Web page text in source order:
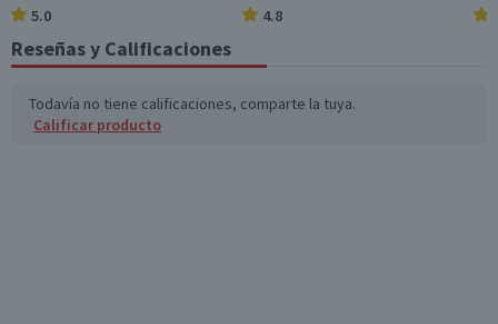
5.0 4.8
Reseñas y Calificaciones
Todavía no tiene calificaciones, comparte la tuya.
Calificar producto